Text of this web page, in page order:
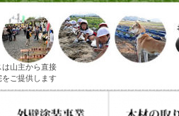
山主から直接
ご提供します